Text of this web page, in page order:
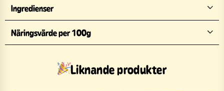
Ingredienser
Näringsvärde per 100g
Liknande produkter